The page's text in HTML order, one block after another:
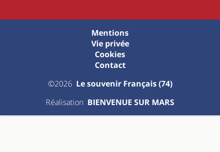
©2026 Le souvenir Français (74)
Mentions
Vie privée
Cookies
Contact
Réalisation BIENVENUE SUR MARS